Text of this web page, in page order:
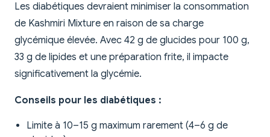
Les diabétiques devraient minimiser la consommation
de Kashmiri Mixture en raison de sa charge
glycémique élevée. Avec 42 g de glucides pour 100 g,
33 g de lipides et une préparation frite, il impacte
significativement la glycémie.
Conseils pour les diabétiques :
Limite à 10–15 g maximum rarement (4–6 g de